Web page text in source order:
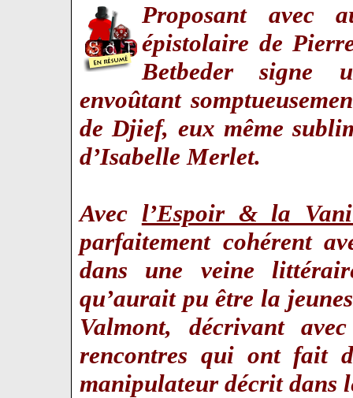
Proposant avec
épistolaire de
Betbeder signe
envoûtant
de Djief, eux même
d’Isabelle Merlet.
Avec l’Espoir & la
parfaitement cohérent
dans une veine
qu’aurait pu être la
Valmont, décrivant
rencontres qui ont fait
manipulateur décrit dans